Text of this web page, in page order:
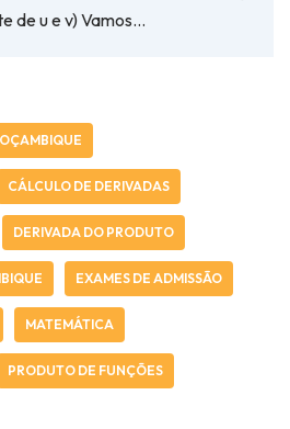
de u e v) Vamos…
CÁLCULO DE DERIVADAS
DERIVADA DO PRODUTO
EXAMES DE ADMISSÃO
MATEMÁTICA
PRODUTO DE FUNÇÕES